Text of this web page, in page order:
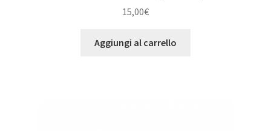
15,00€
Aggiungi al carrello